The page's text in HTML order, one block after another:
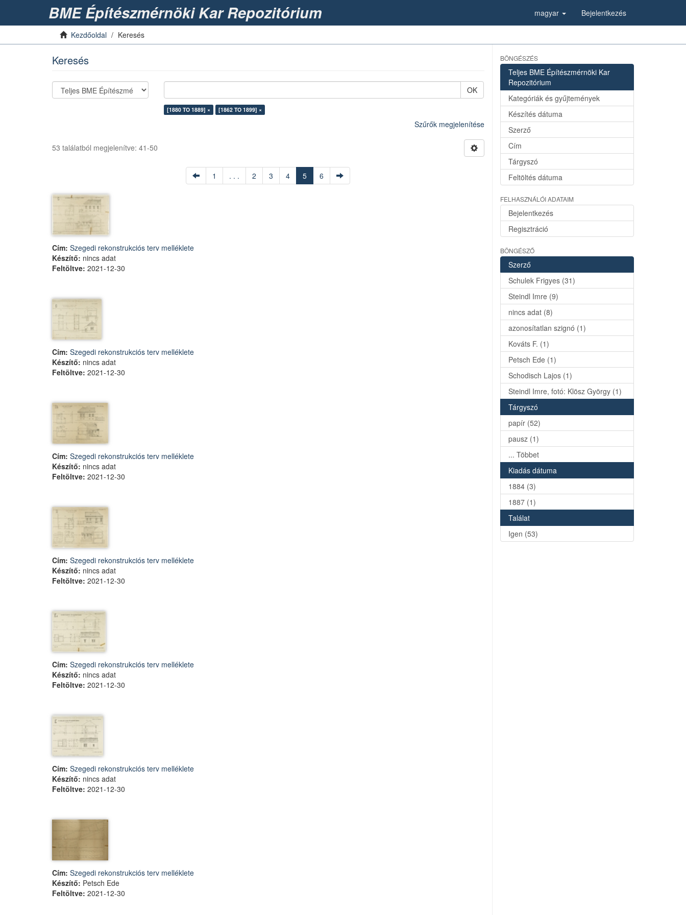
BME Építészmérnöki Kar Repozitórium magyar Bejelentkezés
Kezdőoldal Keresés
Keresés
OK
[1880 TO 1889] × [1862 TO 1899] ×
Szűrők megjelenítése
53 találatból megjelenítve: 41-50
1 . . . 2 3 4 5 6
Cím: Szegedi rekonstrukciós terv melléklete
Készítő: nincs adat
Feltöltve: 2021-12-30
Cím: Szegedi rekonstrukciós terv melléklete
Készítő: nincs adat
Feltöltve: 2021-12-30
Cím: Szegedi rekonstrukciós terv melléklete
Készítő: nincs adat
Feltöltve: 2021-12-30
Cím: Szegedi rekonstrukciós terv melléklete
Készítő: nincs adat
Feltöltve: 2021-12-30
Cím: Szegedi rekonstrukciós terv melléklete
Készítő: nincs adat
Feltöltve: 2021-12-30
Cím: Szegedi rekonstrukciós terv melléklete
Készítő: nincs adat
Feltöltve: 2021-12-30
Cím: Szegedi rekonstrukciós terv melléklete
Készítő: Petsch Ede
Feltöltve: 2021-12-30
BÖNGÉSZÉS
Teljes BME Építészmérnöki Kar
Repozitórium
Kategóriák és gyűjtemények
Készítés dátuma
Szerző
Cím
Tárgyszó
Feltöltés dátuma
FELHASZNÁLÓI ADATAIM
Bejelentkezés
Regisztráció
BÖNGÉSZŐ
Szerző
Schulek Frigyes (31)
Steindl Imre (9)
nincs adat (8)
azonosítatlan szignó (1)
Kováts F. (1)
Petsch Ede (1)
Schodisch Lajos (1)
Steindl Imre, fotó: Klösz György (1)
Tárgyszó
papír (52)
pausz (1)
... Többet
Kiadás dátuma
1884 (3)
1887 (1)
Találat
Igen (53)